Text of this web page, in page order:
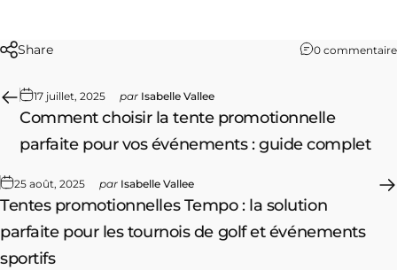
Share 0 commentaire
17 juillet, 2025 par Isabelle Vallee
Comment choisir la tente promotionnelle
parfaite pour vos événements : guide complet
25 août, 2025 par Isabelle Vallee
Tentes promotionnelles Tempo : la solution
parfaite pour les tournois de golf et événements
sportifs